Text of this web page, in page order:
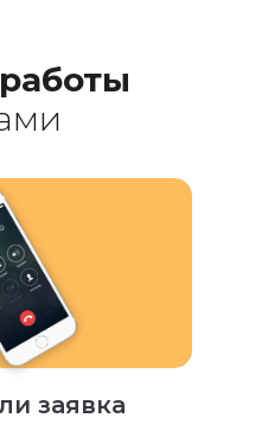
заявка
работы